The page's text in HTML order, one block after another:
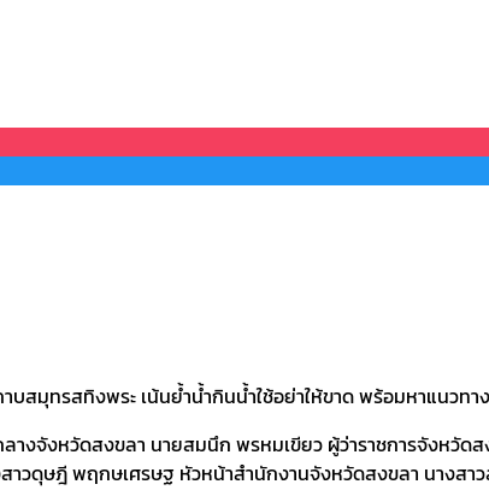
สมุทรสทิงพระ เน้นย้ำน้ำกินน้ำใช้อย่าให้ขาด พร้อมหาแนวทา
างจังหวัดสงขลา นายสมนึก พรหมเขียว ผู้ว่าราชการจังหวั
สาวดุษฎี พฤกษเศรษฐ หัวหน้าสำนักงานจังหวัดสงขลา นาง